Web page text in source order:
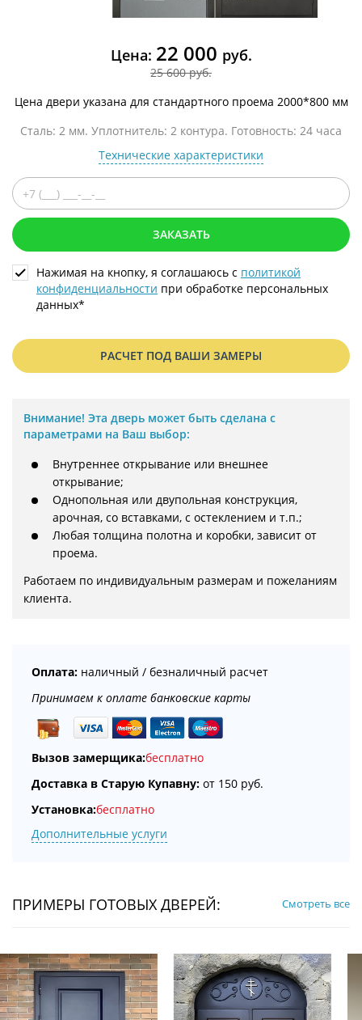
Цена: 22 000 руб.
25 600 руб.
Цена двери указана для стандартного проема 2000*800 мм
Сталь: 2 мм. Уплотнитель: 2 контура. Готовность: 24 часа
Технические характеристики
ЗАКАЗАТЬ
Нажимая на кнопку, я соглашаюсь с политикой
конфиденциальности при обработке персональных
данных*
РАСЧЕТ ПОД ВАШИ ЗАМЕРЫ
Внимание! Эта дверь может быть сделана с
параметрами на Ваш выбор:
Внутреннее открывание или внешнее
открывание;
Однопольная или двупольная конструкция,
арочная, со вставками, с остеклением и т.п.;
Любая толщина полотна и коробки, зависит от
проема.
Работаем по индивидуальным размерам и пожеланиям
клиента.
Оплата: наличный / безналичный расчет
Принимаем к оплате банковские карты
Вызов замерщика:бесплатно
Доставка в Старую Купавну: от 150 руб.
Установка:бесплатно
Дополнительные услуги
ПРИМЕРЫ ГОТОВЫХ ДВЕРЕЙ: Смотреть все